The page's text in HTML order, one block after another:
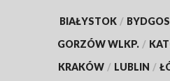
BIAŁYSTOK /
GORZÓW WLKP. /
KRAKÓW / LUBLIN /